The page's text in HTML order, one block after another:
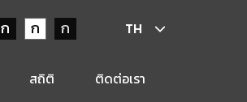
ก ก ก TH
สถิติ ติดต่อเรา